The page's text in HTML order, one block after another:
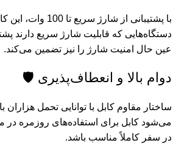
با پشتیبانی از شارژ سریع
دستگاه‌هایی که قابلیت شارژ سریع دارند
عین حال امنیت شارژ را نیز تضمین می‌کند.
دوام بالا و انعطاف‌پذیری 🛡️
ساختار مقاوم کابل با توانایی تحمل
می‌شود کابل برای استفاده‌های روزمره در
در سفر کاملاً مناسب باشد.